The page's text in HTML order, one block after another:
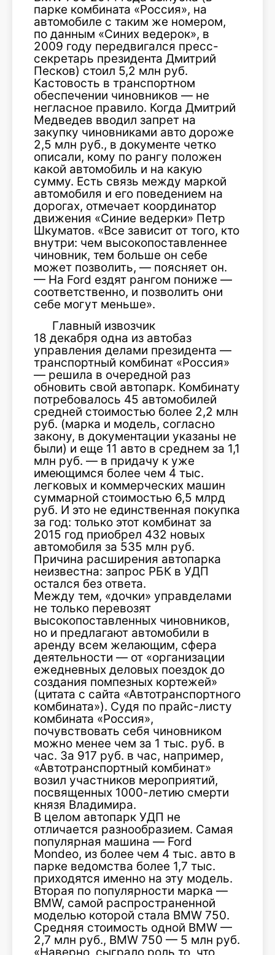
парке комбината «Россия», на
автомобиле с таким же номером,
по данным «Синих ведерок», в
2009 году передвигался пресс-
секретарь президента Дмитрий
Песков) стоил 5,2 млн руб.
Кастовость в транспортном
обеспечении чиновников — не
негласное правило. Когда Дмитрий
Медведев вводил запрет на
закупку чиновниками авто дороже
2,5 млн руб., в документе четко
описали, кому по рангу положен
какой автомобиль и на какую
сумму. Есть связь между маркой
автомобиля и его поведением на
дорогах, отмечает координатор
движения «Синие ведерки» Петр
Шкуматов. «Все зависит от того, кто
внутри: чем высокопоставленнее
чиновник, тем больше он себе
может позволить, — поясняет он.
— На Ford ездят рангом пониже —
соответственно, и позволить они
себе могут меньше».
Главный извозчик
18 декабря одна из автобаз
управления делами президента —
транспортный комбинат «Россия»
— решила в очередной раз
обновить свой автопарк. Комбинату
потребовалось 45 автомобилей
средней стоимостью более 2,2 млн
руб. (марка и модель, согласно
закону, в документации указаны не
были) и еще 11 авто в среднем за 1,1
млн руб. — в придачу к уже
имеющимся более чем 4 тыс.
легковых и коммерческих машин
суммарной стоимостью 6,5 млрд
руб. И это не единственная покупка
за год: только этот комбинат за
2015 год приобрел 432 новых
автомобиля за 535 млн руб.
Причина расширения автопарка
неизвестна: запрос РБК в УДП
остался без ответа.
Между тем, «дочки» управделами
не только перевозят
высокопоставленных чиновников,
но и предлагают автомобили в
аренду всем желающим, сфера
деятельности — от «организации
ежедневных деловых поездок до
создания помпезных кортежей»
(цитата с сайта «Автотранспортного
комбината»). Судя по прайс-листу
комбината «Россия»,
почувствовать себя чиновником
можно менее чем за 1 тыс. руб. в
час. За 917 руб. в час, например,
«Автотранспортный комбинат»
возил участников мероприятий,
посвященных 1000-летию смерти
князя Владимира.
В целом автопарк УДП не
отличается разнообразием. Самая
популярная машина — Ford
Mondeo, из более чем 4 тыс. авто в
парке ведомства более 1,7 тыс.
приходятся именно на эту модель.
Вторая по популярности марка —
BMW, самой распространенной
моделью которой стала BMW 750.
Средняя стоимость одной BMW —
2,7 млн руб., BMW 750 — 5 млн руб.